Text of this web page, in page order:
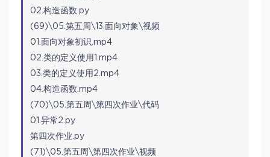
02.构造函数.py
(69)\05.第五周\13.面向对象\视频
01.面向对象初识.mp4
02.类的定义使用1.mp4
03.类的定义使用2.mp4
04.构造函数.mp4
(70)\05.第五周\第四次作业\代码
01.异常2.py
第四次作业.py
(71)\05.第五周\第四次作业\视频